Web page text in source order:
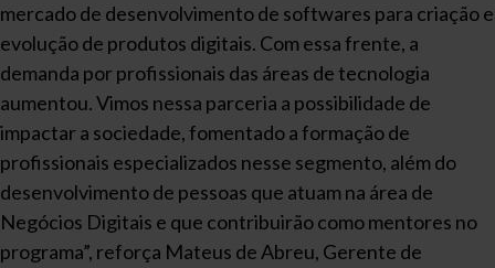
mercado de desenvolvimento de softwares para criação e
evolução de produtos digitais. Com essa frente, a
demanda por profissionais das áreas de tecnologia
aumentou. Vimos nessa parceria a possibilidade de
impactar a sociedade, fomentado a formação de
profissionais especializados nesse segmento, além do
desenvolvimento de pessoas que atuam na área de
Negócios Digitais e que contribuirão como mentores no
programa”, reforça Mateus de Abreu, Gerente de